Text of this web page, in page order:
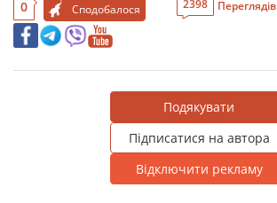
0 Сподобалося 2398 Переглядів
Подякувати
Підписатися на автора
Відключити рекламу